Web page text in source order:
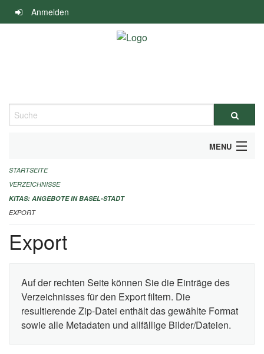
Navigation
überspringen
Anmelden
Suche
MENU
ALLGEMEINE INFORMATIONEN
IMPRESSUM
STARTSEITE
VERZEICHNISSE
KITAS: ANGEBOTE IN BASEL-STADT
EXPORT
Export
Auf der rechten Seite können Sie die Einträge des
Verzeichnisses für den Export filtern. Die
resultierende Zip-Datei enthält das gewählte Format
sowie alle Metadaten und allfällige Bilder/Dateien.